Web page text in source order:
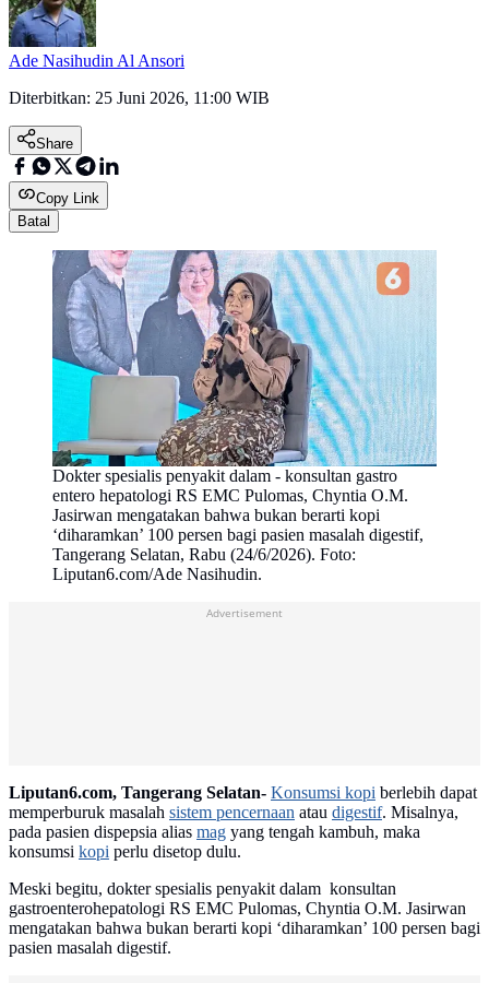
Ade Nasihudin Al Ansori
Diterbitkan: 25 Juni 2026, 11:00 WIB
Share
Copy Link
Batal
Dokter spesialis penyakit dalam - konsultan gastro
entero hepatologi RS EMC Pulomas, Chyntia O.M.
Jasirwan mengatakan bahwa bukan berarti kopi
‘diharamkan’ 100 persen bagi pasien masalah digestif,
Tangerang Selatan, Rabu (24/6/2026). Foto:
Liputan6.com/Ade Nasihudin.
Advertisement
Liputan6.com, Tangerang Selatan- Konsumsi kopi berlebih dapat
memperburuk masalah sistem pencernaan atau digestif. Misalnya,
pada pasien dispepsia alias mag yang tengah kambuh, maka
konsumsi kopi perlu disetop dulu.
Meski begitu, dokter spesialis penyakit dalam konsultan
gastroenterohepatologi RS EMC Pulomas, Chyntia O.M. Jasirwan
mengatakan bahwa bukan berarti kopi ‘diharamkan’ 100 persen bagi
pasien masalah digestif.